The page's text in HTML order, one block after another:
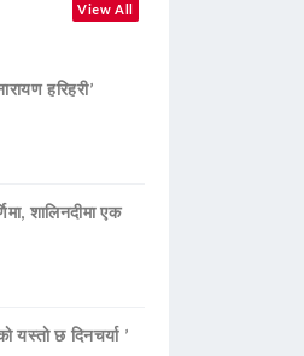
View All
हरिहरी’
शालिनदीमा एक
यस्ताे छ दिनचर्या ’